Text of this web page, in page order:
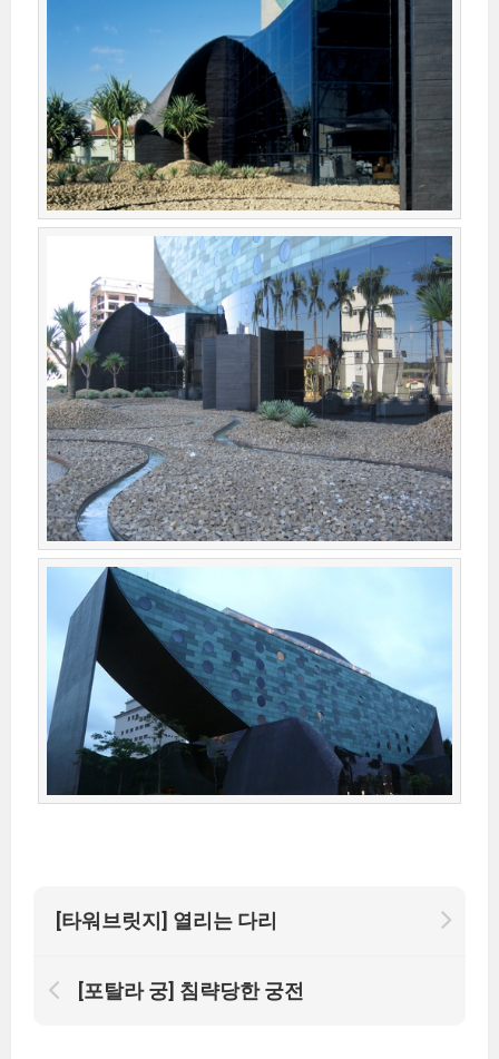
[타워브릿지] 열리는 다리
[포탈라 궁] 침략당한 궁전